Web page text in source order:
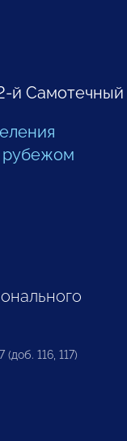
й Самотечный
рубежом
(доб. 116, 117)